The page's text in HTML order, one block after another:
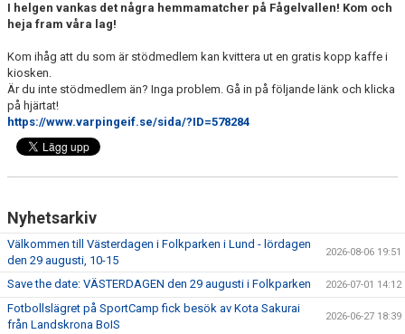
I helgen vankas det några hemmamatcher på Fågelvallen! Kom och
heja fram våra lag!
Kom ihåg att du som är stödmedlem kan kvittera ut en gratis kopp kaffe i
kiosken.
Är du inte stödmedlem än? Inga problem. Gå in på följande länk och klicka
på hjärtat!
https://www.varpingeif.se/sida/?ID=578284
Nyhetsarkiv
Välkommen till Västerdagen i Folkparken i Lund - lördagen
den 29 augusti, 10-15
2026-08-06 19:51
Save the date: VÄSTERDAGEN den 29 augusti i Folkparken 2026-07-01 14:12
Fotbollslägret på SportCamp fick besök av Kota Sakurai
från Landskrona BoIS
2026-06-27 18:39